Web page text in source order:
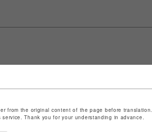
from the original content of the page before translation.
Thank you for your understanding in advance.